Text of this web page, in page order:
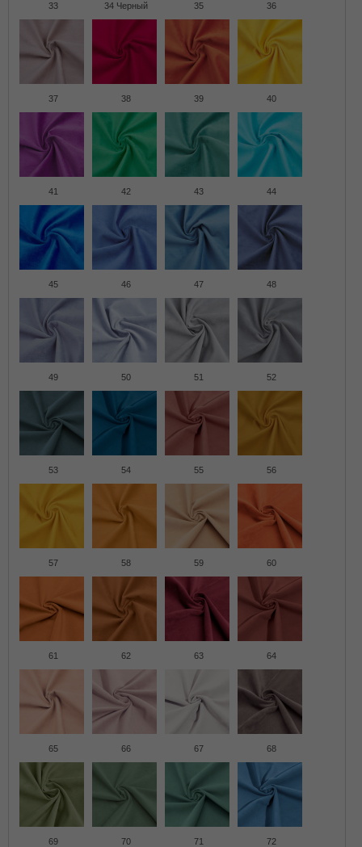
33 34 Черный 35 36
37 38 39 40
41 42 43 44
45 46 47 48
49 50 51 52
53 54 55 56
57 58 59 60
61 62 63 64
65 66 67 68
69 70 71 72